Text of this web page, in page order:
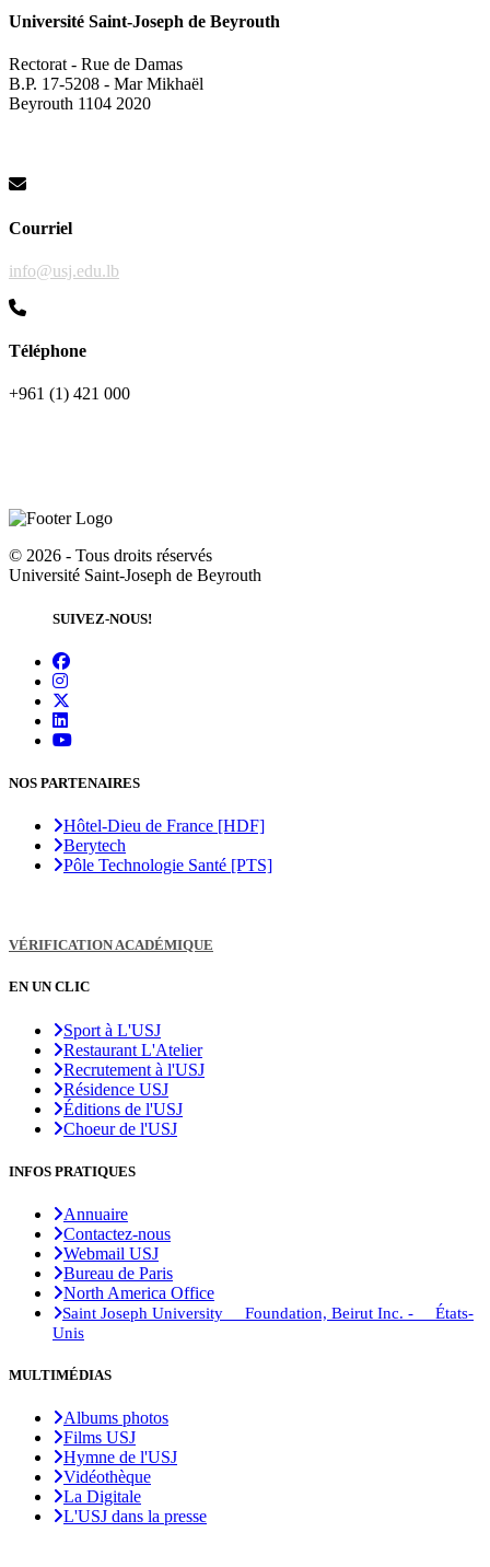
Université Saint-Joseph de Beyrouth
Rectorat - Rue de Damas
B.P. 17-5208 - Mar Mikhaël
Beyrouth 1104 2020
Courriel
info@usj.edu.lb
Téléphone
+961 (1) 421 000
© 2026 - Tous droits réservés
Université Saint-Joseph de Beyrouth
SUIVEZ-NOUS!
NOS PARTENAIRES
Hôtel-Dieu de France [HDF]
Berytech
Pôle Technologie Santé [PTS]
VÉRIFICATION ACADÉMIQUE
EN UN CLIC
Sport à L'USJ
Restaurant L'Atelier
Recrutement à l'USJ
Résidence USJ
Éditions de l'USJ
Choeur de l'USJ
INFOS PRATIQUES
Annuaire
Contactez-nous
Webmail USJ
Bureau de Paris
North America Office
Saint Joseph University Foundation, Beirut Inc. - États-
Unis
MULTIMÉDIAS
Albums photos
Films USJ
Hymne de l'USJ
Vidéothèque
La Digitale
L'USJ dans la presse